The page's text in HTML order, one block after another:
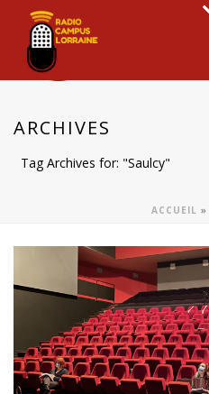
ARCHIVES
Tag Archives for: "Saulcy"
ACCUEIL »